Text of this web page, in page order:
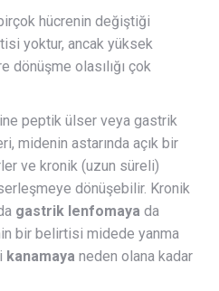
hücrenin değiştiği
yoktur, ancak yüksek
olasılığı çok
peptik ülser veya gastrik
midenin astarında açık bir
ve kronik (uzun süreli)
dönüşebilir. Kronik
gastrik lenfomaya da
bir belirtisi midede yanma
kanamaya neden olana kadar